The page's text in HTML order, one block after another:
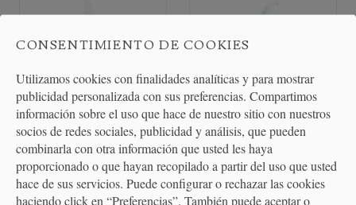
Aceitera Cristal Artesana
Confeti
Aceitera Cristal Artesana
Confeti blanco y...
CONSENTIMIENTO DE COOKIES
Utilizamos cookies con finalidades analíticas y para mostrar
publicidad personalizada con sus preferencias. Compartimos
información sobre el uso que hace de nuestro sitio con nuestros
socios de redes sociales, publicidad y análisis, que pueden
combinarla con otra información que usted les haya
proporcionado o que hayan recopilado a partir del uso que usted
hace de sus servicios. Puede configurar o rechazar las cookies
haciendo click en “Preferencias”. También puede aceptar o